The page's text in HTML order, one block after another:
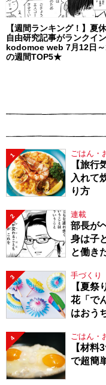
【週間ランキング！】夏
自由研究記事がランクイン
kodomoe web 7月12日～
の週間TOP5★
1 ごはん・
【旅行
入れて
り方
2 連載
部長が
身は子
と働き
3 手づくり
【夏祭
花「で
はおう
4 ごはん・
【材料
で超簡